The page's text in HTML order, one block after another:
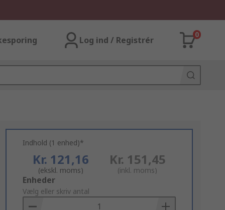
Log ind / Registrér
0
Indhold (1 enhed)*
Kr. 121,16
(ekskl. moms)
Kr. 151,45
(inkl. moms)
Add
to
Basket
Enheder
Vælg eller skriv antal